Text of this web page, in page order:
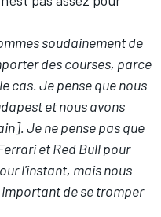
soudainement de
des courses, parce
cas. Je pense que nous
et nous avons
Je ne pense pas que
et Red Bull pour
l'instant, mais nous
de se tromper